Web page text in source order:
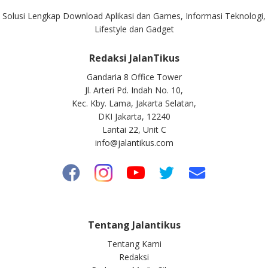
Solusi Lengkap Download Aplikasi dan Games, Informasi Teknologi,
Lifestyle dan Gadget
Redaksi JalanTikus
Gandaria 8 Office Tower
Jl. Arteri Pd. Indah No. 10,
Kec. Kby. Lama, Jakarta Selatan,
DKI Jakarta, 12240
Lantai 22, Unit C
info@jalantikus.com
Tentang Jalantikus
Tentang Kami
Redaksi